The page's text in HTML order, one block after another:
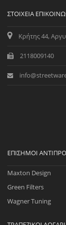
ΣΤΟΙΧΕΊΑ
Κρήτης 44,
2118009140
ΕΠΊΣΗΜΟΙ
Maxton Design
Green Filters
Wagner Tuning